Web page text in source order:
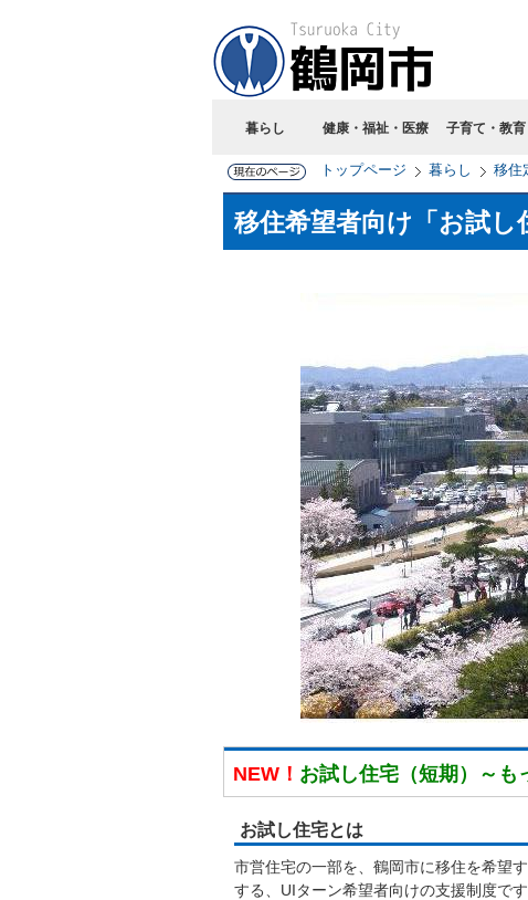
暮らし 健康・福祉・医療 子育て・教育
トップページ 暮らし 移住
移住希望者向け「お試
NEW！ お試し住宅（短期）～
お試し住宅とは
市営住宅の一部を、鶴岡市に移住を希望
する、UIターン希望者向けの支援制度です